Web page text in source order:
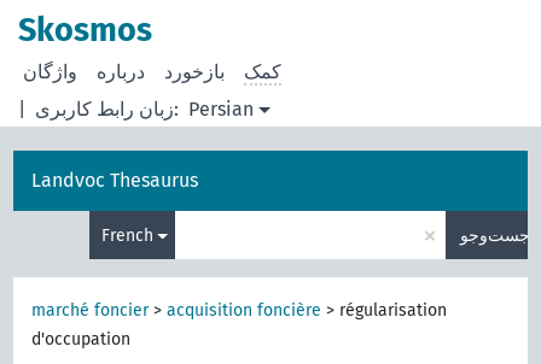
Skosmos
زبان رابط کاربری: Persian
درباره بازخورد کمک
Landvoc Thesaurus
French × جست‌وجو
marché foncier>acquisition foncière > régularisation
d'occupation